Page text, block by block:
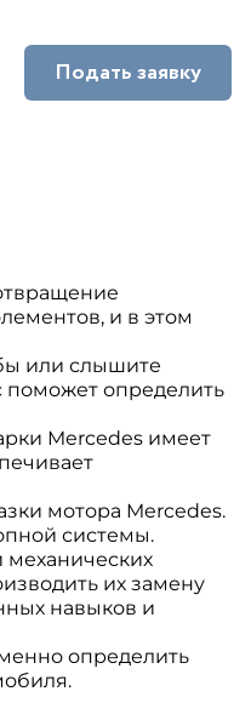
Подать заявку
и в этом
или слышите
поможет определить
Mercedes имеет
мотора Mercedes.
системы.
их замену
навыков и
определить